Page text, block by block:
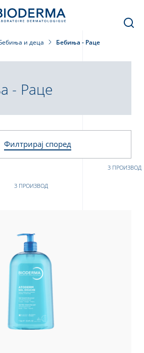
и деца Бебиња - Раце
- Раце
Филтрирај според
3 ПРОИЗВОД
3 ПРОИЗВОД